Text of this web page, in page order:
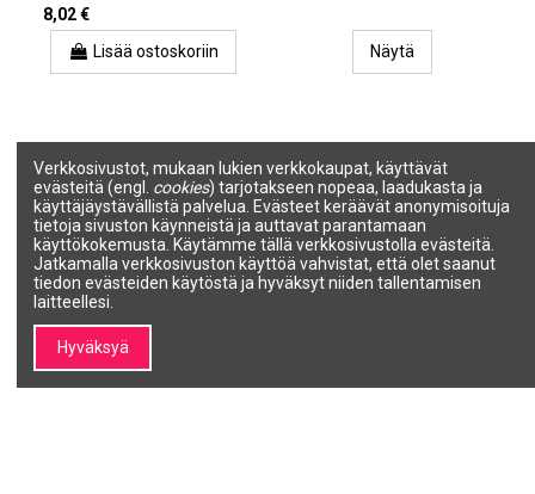
8,02 €
Lisää ostoskoriin
Näytä
Verkkosivustot, mukaan lukien verkkokaupat, käyttävät
evästeitä (engl. cookies) tarjotakseen nopeaa, laadukasta ja
käyttäjäystävällistä palvelua. Evästeet keräävät anonymisoituja
tietoja sivuston käynneistä ja auttavat parantamaan
käyttökokemusta. Käytämme tällä verkkosivustolla evästeitä.
Jatkamalla verkkosivuston käyttöä vahvistat, että olet saanut
tiedon evästeiden käytöstä ja hyväksyt niiden tallentamisen
laitteellesi.
Hyväksyä